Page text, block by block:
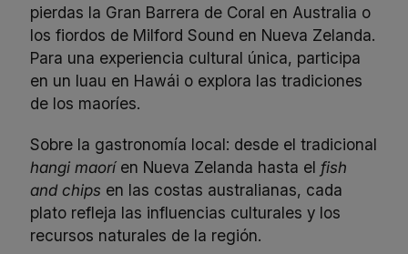
pierdas la Gran Barrera de Coral en Australia o
los fiordos de Milford Sound en Nueva Zelanda.
Para una experiencia cultural única, participa
en un luau en Hawái o explora las tradiciones
de los maoríes.
Sobre la gastronomía local: desde el tradicional
hangi maoríen Nueva Zelanda hasta el fish
and chips en las costas australianas, cada
plato refleja las influencias culturales y los
recursos naturales de la región.